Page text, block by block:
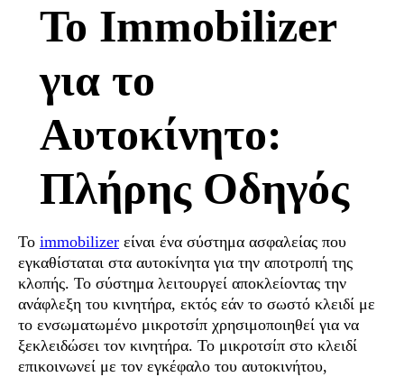
Το Immobilizer
για το
Αυτοκίνητο:
Πλήρης Οδηγός
Το immobilizerείναι ένα σύστημα ασφαλείας που
εγκαθίσταται στα αυτοκίνητα για την αποτροπή της
κλοπής. Το σύστημα λειτουργεί αποκλείοντας την
ανάφλεξη του κινητήρα, εκτός εάν το σωστό κλειδί με
το ενσωματωμένο μικροτσίπ χρησιμοποιηθεί για να
ξεκλειδώσει τον κινητήρα. Το μικροτσίπ στο κλειδί
επικοινωνεί με τον εγκέφαλο του αυτοκινήτου,